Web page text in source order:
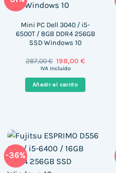
Mini PC Dell 3040 / i5-
6500T / 8GB DDR4 256GB
SSD Windows 10
287,00€ El
precio
era:
287,00 €.
198,00€El
es:
IVA incluido
Añadir al carrito
-36%